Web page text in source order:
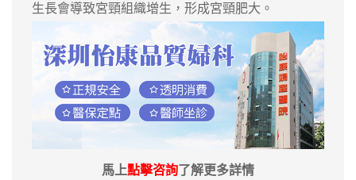
生長會導致宮頸組織增生，形成宮頸肥大。
馬上點擊咨詢了解更多詳情